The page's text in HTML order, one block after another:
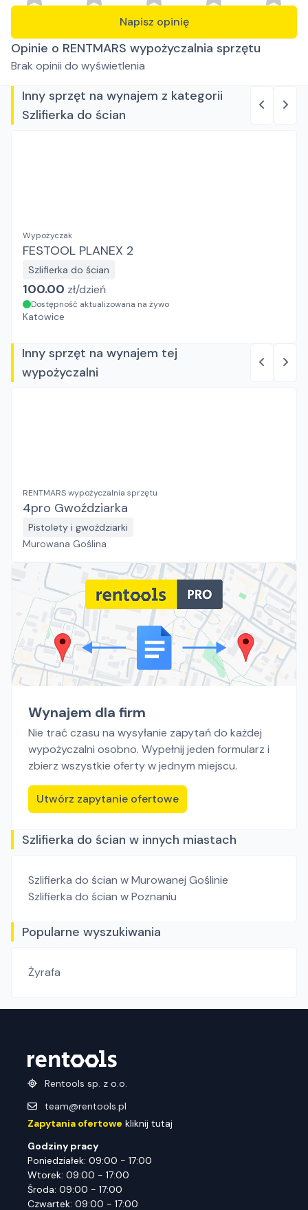
Napisz opinię
Opinie o RENTMARS wypożyczalnia sprzętu
Brak opinii do wyświetlenia
Inny sprzęt na wynajem z kategorii
Szlifierka do ścian
Wypożyczak
FESTOOL PLANEX 2
Szlifierka do ścian
100.00 zł/dzień
Dostępność aktualizowana na żywo
Katowice
Inny sprzęt na wynajem tej
wypożyczalni
RENTMARS wypożyczalnia sprzętu
4pro Gwoździarka
Pistolety i gwożdziarki
Murowana Goślina
Wynajem dla firm
Nie trać czasu na wysyłanie zapytań do każdej
wypożyczalni osobno. Wypełnij jeden formularz i
zbierz wszystkie oferty w jednym miejscu.
Utwórz zapytanie ofertowe
Szlifierka do ścian w innych miastach
Szlifierka do ścian w Murowanej Goślinie
Szlifierka do ścian w Poznaniu
Popularne wyszukiwania
Żyrafa
Rentools sp. z o.o.
team@rentools.pl
Zapytania ofertowe kliknij tutaj
Godziny pracy
Poniedziałek: 09:00 - 17:00
Wtorek: 09:00 - 17:00
Środa: 09:00 - 17:00
Czwartek: 09:00 - 17:00